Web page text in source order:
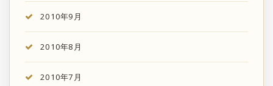
2010年9月
2010年8月
2010年7月